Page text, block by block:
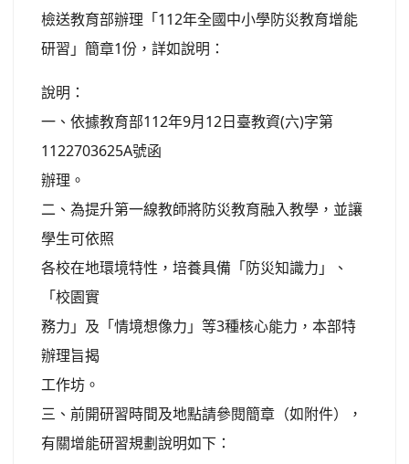
檢送教育部辦理「112年全國中小學防災教育增能
研習」簡章1份，詳如說明：
說明：
一、依據教育部112年9月12日臺教資(六)字第
1122703625A號函
辦理。
二、為提升第一線教師將防災教育融入教學，並讓
學生可依照
各校在地環境特性，培養具備「防災知識力」、
「校園實
務力」及「情境想像力」等3種核心能力，本部特
辦理旨揭
工作坊。
三、前開研習時間及地點請參閱簡章（如附件），
有關增能研習規劃說明如下：